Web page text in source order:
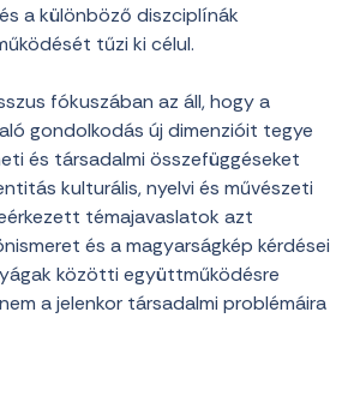
a különböző diszciplínák
tűzi ki célul.
fókuszában az áll, hogy a
gondolkodás új dimenzióit tegye
és társadalmi összefüggéseket
kulturális, nyelvi és művészeti
témajavaslatok azt
és a magyarságkép kérdései
közötti együttműködésre
a jelenkor társadalmi problémáira